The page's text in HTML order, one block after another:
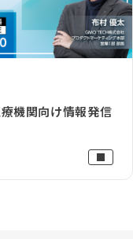
療機関向け情報発信